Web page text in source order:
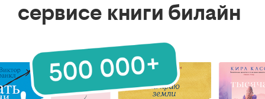
сервисе книги билайн